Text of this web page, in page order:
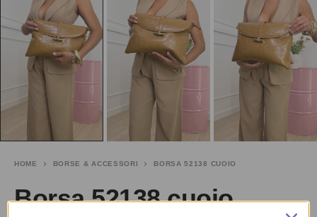
HOME BORSE & ACCESSORI BORSA 52138 CUOIO
Borsa 52138 cuoio